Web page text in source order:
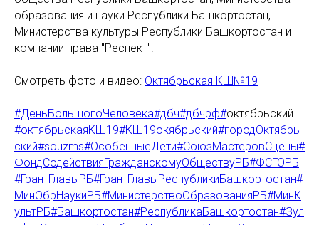
образования и науки Республики Башкортостан,
Министерства культуры Республики Башкортостан и
компании права "Респект".
Смотреть фото и видео: Октябрьская КШ№19
#ДеньБольшогоЧеловека#дбч#дбчрф#октябрьский
#октябрьскаяКШ19#КШ19окябрьский#городОктябрь
ский#souzms#ОсобенныеДети#СоюзМастеровСцены#
ФондСодействияГражданскомуОбществуРБ#ФСГОРБ
#ГрантГлавыРБ#ГрантГлавыРеспубликиБашкортостан#
МинОбрНаукиРБ#МинистерствоОбразованияРБ#МинК
ультРБ#Башкортостан#РеспубликаБашкортостан#Зул